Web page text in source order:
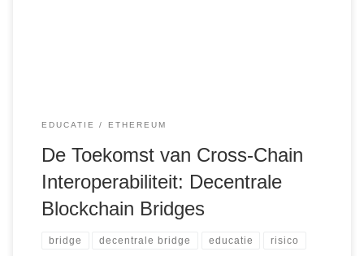
EDUCATIE ETHEREUM
De Toekomst van Cross-Chain
Interoperabiliteit: Decentrale
Blockchain Bridges
bridge decentrale bridge educatie risico